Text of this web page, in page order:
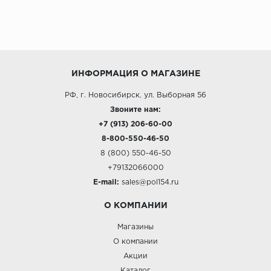
ИНФОРМАЦИЯ О МАГАЗИНЕ
РФ, г. Новосибирск, ул. Выборная 56
Звоните нам:
+7 (913) 206-60-00
8-800-550-46-50
8 (800) 550-46-50
+79132066000
E-mail: sales@pol154.ru
О КОМПАНИИ
Магазины
О компании
Акции